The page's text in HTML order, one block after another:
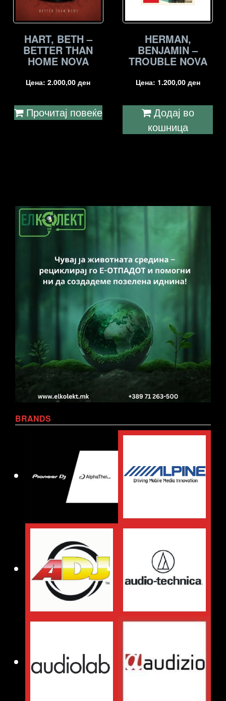
HART, BETH –
BETTER THAN
HOME NOVA
Цена:2.000,00ден
Прочитај повеќе
HERMAN,
BENJAMIN –
TROUBLE NOVA
Цена: 1.200,00 ден
Додај во
кошница
BRANDS